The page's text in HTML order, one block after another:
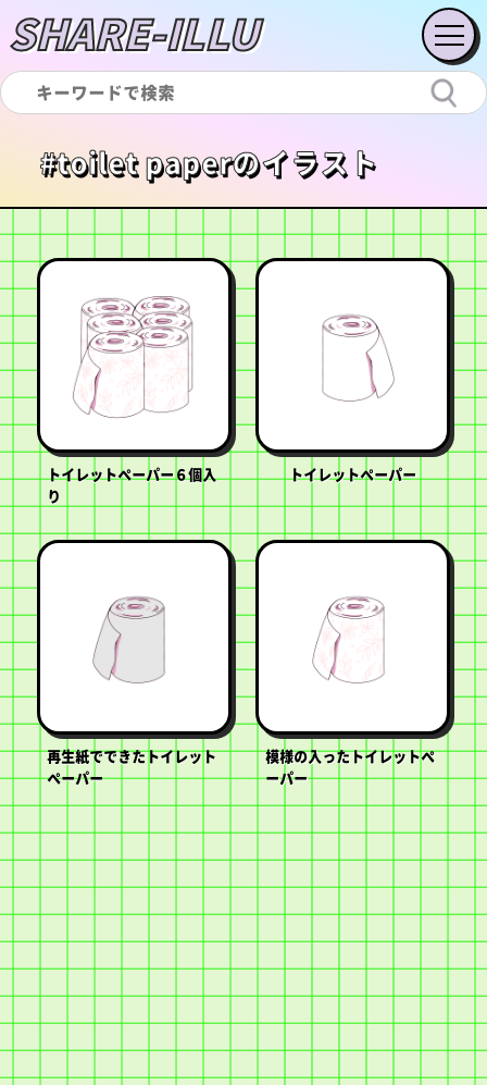
SHARE-ILLU
#toilet paperのイラスト
トイレットペーパー６個入
り
トイレットペーパー
再生紙でできたトイレット
ペーパー
模様の入ったトイレットペ
ーパー